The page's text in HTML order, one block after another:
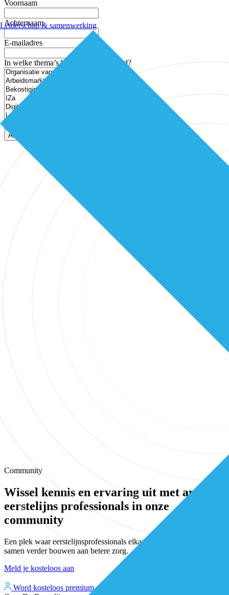
Leiderschap & samenwerking
Voornaam
Achternaam
E-mailadres
In welke thema’s ben je geïnteresseerd?
Community
Wissel kennis en ervaring uit met andere
eerstelijns professionals in onze
community
Een plek waar eerstelijnsprofessionals elkaar vinden, versterken en
samen verder bouwen aan betere zorg.
Meld je kosteloos aan
Word kosteloos premium member